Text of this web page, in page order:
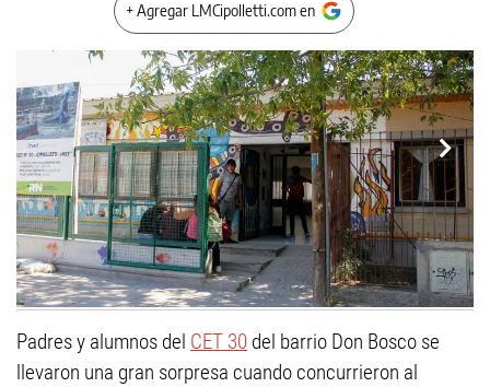
+ Agregar LMCipolletti.com en
Padres y alumnos del CET 30 del barrio Don Bosco se
llevaron una gran sorpresa cuando concurrieron al